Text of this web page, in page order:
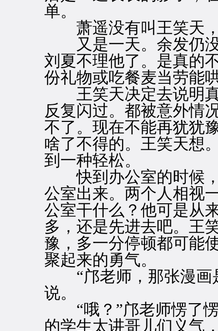
单。
萧遥没有叫王笑天，
又是一天。余发仍没
刘夏不理他了。是真的
份礼物或吃餐麦当劳能
王笑天决定去说明真
反复闪过。都被意外情
不了。现在不能再犹犹
啥了不得的。王笑天想
到一种轻松。
快到办公室的时候，
公室出来。两个人相视
公室干什么？他可是从
多，还是先进去吧。王
豫，多一分停顿都可能
聚起来的勇气。
“邝老师，那张漫画
说。
“哦？”邝老师愣了愣
的学生太讲哥儿们义气